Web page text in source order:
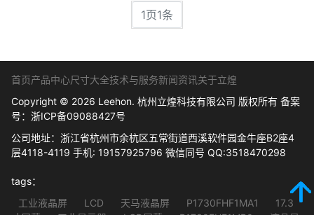
1页1条
首页产品中心尺寸大全技术与服务新闻资讯关于立煌
Copyright © 2026 Leehon. 杭州立煌科技有限公司 版权所有 备案
号： 浙ICP备09088427号
公司地址：浙江省杭州市余杭区五常街道西溪软件园金牛座B2座4
层4118-4119 手机: 19157925796 微信同号 QQ:3518470298
tags：
工业液晶屏
LCD 天马液晶屏 P1730FHF1MA1
17.3